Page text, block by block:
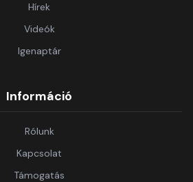
Hírek
Videók
Igenaptár
Információ
Rólunk
Kapcsolat
Támogatás